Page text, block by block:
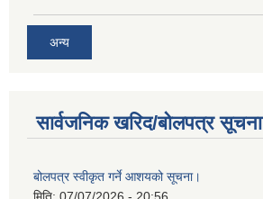
अन्य
सार्वजनिक खरिद/बोलपत्र सूचना
बोलपत्र स्वीकृत गर्ने आशयको सूचना।
मिति: 07/07/2026 - 20:56